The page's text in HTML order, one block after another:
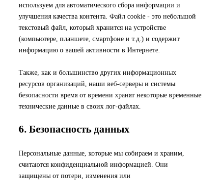
используем для автоматического сбора информации и
улучшения качества контента. Файл cookie - это небольшой
текстовый файл, который хранится на устройстве
(компьютере, планшете, смартфоне и т.д.) и содержит
информацию о вашей активности в Интернете.
Также, как и большинство других информационных
ресурсов организаций, наши веб-серверы и системы
безопасности время от времени хранят некоторые временные
технические данные в своих лог-файлах.
6. Безопасность данных
Персональные данные, которые мы собираем и храним,
считаются конфиденциальной информацией. Они
защищены от потери, изменения или